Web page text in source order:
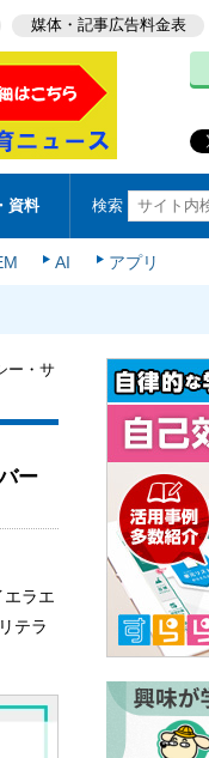
媒体・記事広告料金表
資料 検索
AI アプリ
ー・サ
ー
ラエ
テラ